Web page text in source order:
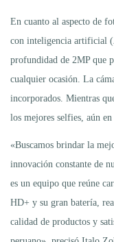
En cuanto al aspecto de
con inteligencia artificial
profundidad de 2MP que
cualquier ocasión. La
incorporados. Mientras
los mejores selfies, aún
«Buscamos brindar la
innovación constante de
es un equipo que reúne
HD+ y su gran batería,
calidad de productos y